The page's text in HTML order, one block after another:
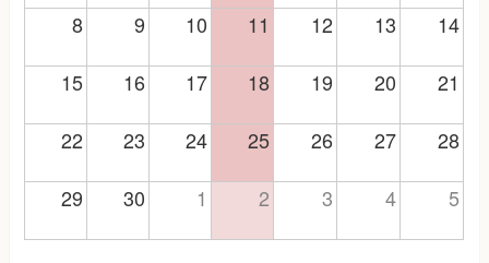
8 9 10 11 12 13 14
15 16 17 18 19 20 21
22 23 24 25 26 27 28
29 30 1 2 3 4 5